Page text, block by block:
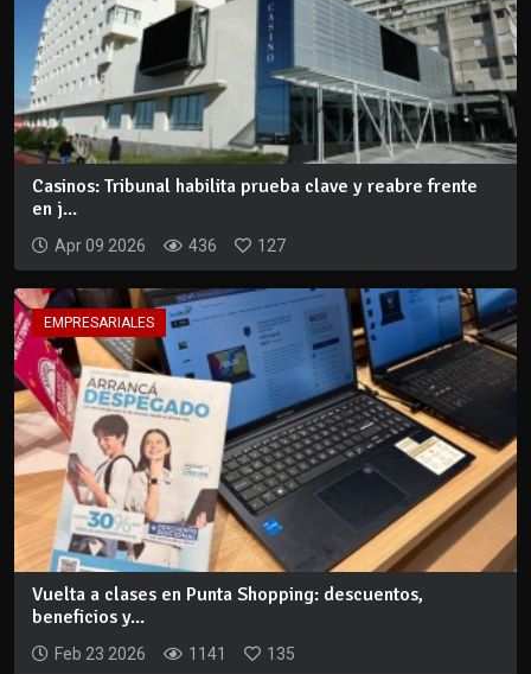
Casinos: Tribunal habilita prueba clave y reabre frente
en j...
Apr 09 2026 436 127
EMPRESARIALES
Vuelta a clases en Punta Shopping: descuentos,
beneficios y...
Feb 23 2026 1141 135